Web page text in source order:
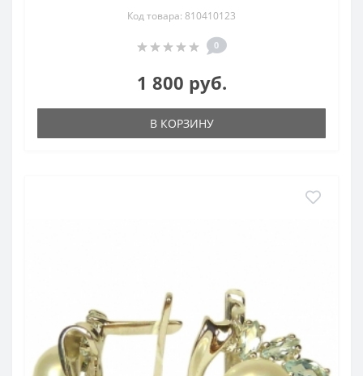
Код товара: 810410123
0
1 800 руб.
В КОРЗИНУ